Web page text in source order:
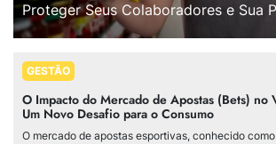
Proteger Seus Colaboradores e Sua
GESTÃO
O Impacto do Mercado de Apostas (Bets) no
Um Novo Desafio para o Consumo
O mercado de apostas esportivas, conhecido